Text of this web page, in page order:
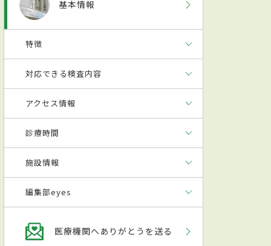
基本情報
特徴
対応できる検査内容
アクセス情報
診療時間
施設情報
編集部eyes
医療機関へありがとうを送る